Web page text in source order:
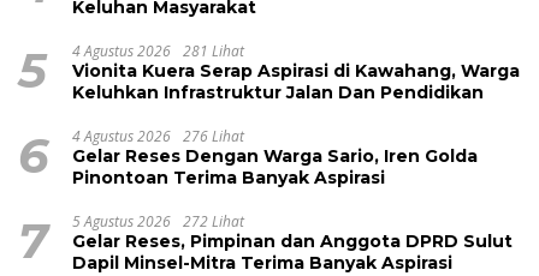
Keluhan Masyarakat
5 4 Agustus 2026 281 Lihat
Vionita Kuera Serap Aspirasi di Kawahang, Warga
Keluhkan Infrastruktur Jalan Dan Pendidikan
6 4 Agustus 2026 276 Lihat
Gelar Reses Dengan Warga Sario, Iren Golda
Pinontoan Terima Banyak Aspirasi
7 5 Agustus 2026 272 Lihat
Gelar Reses, Pimpinan dan Anggota DPRD Sulut
Dapil Minsel-Mitra Terima Banyak Aspirasi